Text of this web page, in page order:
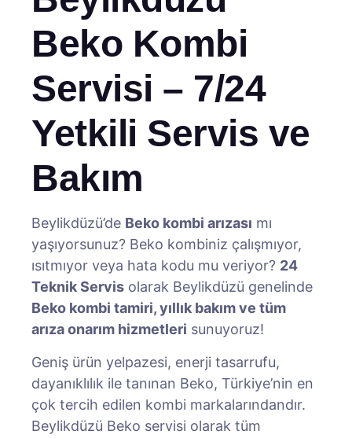
Beko Kombi
Servisi – 7/24
Yetkili Servis ve
Bakım
Beylikdüzü’de Beko kombi arızası mı
yaşıyorsunuz? Beko kombiniz çalışmıyor,
ısıtmıyor veya hata kodu mu veriyor? 24
Teknik Servis olarak Beylikdüzü genelinde
Beko kombi tamiri, yıllık bakım ve tüm
arıza onarım hizmetleri sunuyoruz!
Geniş ürün yelpazesi, enerji tasarrufu,
dayanıklılık ile tanınan Beko, Türkiye’nin en
çok tercih edilen kombi markalarındandır.
Beylikdüzü Beko servisi olarak tüm